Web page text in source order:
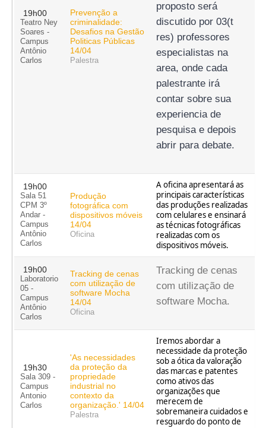
19h00
Teatro Ney
Soares -
Campus
Antônio
Carlos
Prevenção a
criminalidade:
Desafios na Gestão
Politicas Públicas
14/04
Palestra
proposto será
discutido por 03(t
res) professores
especialistas na
area, onde cada
palestrante irá
contar sobre sua
experiencia de
pesquisa e depois
abrir para debate.
19h00
Sala 51
CPM 3º
Andar -
Campus
Antônio
Carlos
Produção
fotográfica com
dispositivos móveis
14/04
Oficina
A oficina apresentará as
principais características
das produções realizadas
com celulares e ensinará
as técnicas fotográficas
realizadas com os
dispositivos móveis.
19h00
Laboratorio
05 -
Campus
Antônio
Carlos
Tracking de cenas
com utilização de
software Mocha
14/04
Oficina
Tracking de cenas
com utilização de
software Mocha.
19h30
Sala 309 -
Campus
Antonio
Carlos
'As necessidades
da proteção da
propriedade
industrial no
contexto da
organização.' 14/04
Palestra
Iremos abordar a
necessidade da proteção
sob a ótica da valoração
das marcas e patentes
como ativos das
organizações que
merecem de
sobremaneira cuidados e
resguardo do ponto de